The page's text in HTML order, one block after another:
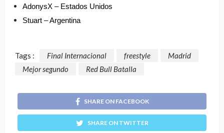
AdonysX – Estados Unidos
Stuart – Argentina
Tags : Final Internacional freestyle
Madrid
Mejor segundo
Red Bull Batalla
SHARE ON FACEBOOK
SHARE ON TWITTER